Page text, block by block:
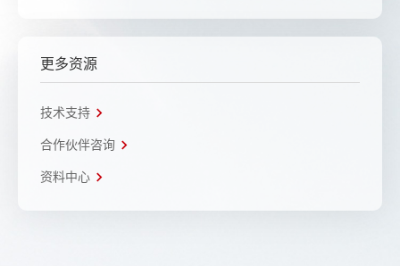
更多资源
技术支持
合作伙伴咨询
资料中心